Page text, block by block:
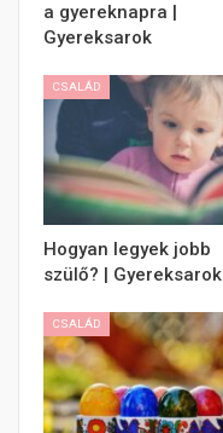
a gyereknapra |
Gyereksarok
CSALÁD
Hogyan legyek jobb
szülő? | Gyereksarok
CSALÁD